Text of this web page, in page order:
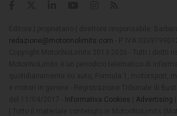
redazione@motorinolimits.com
Informativa Cookies Advertising